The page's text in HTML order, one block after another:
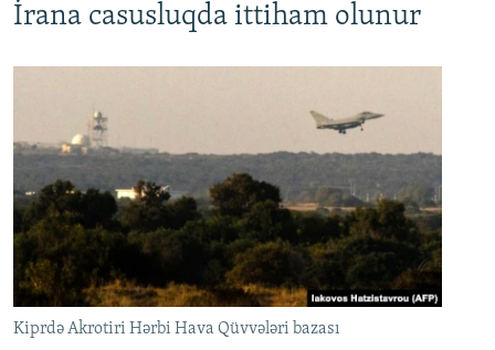
İrana casusluqda ittiham olunur
Kiprdə Akrotiri Hərbi Hava Qüvvələri bazası